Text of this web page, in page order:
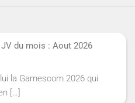
du mois : Aout 2026
la Gamescom 2026 qui
[…]